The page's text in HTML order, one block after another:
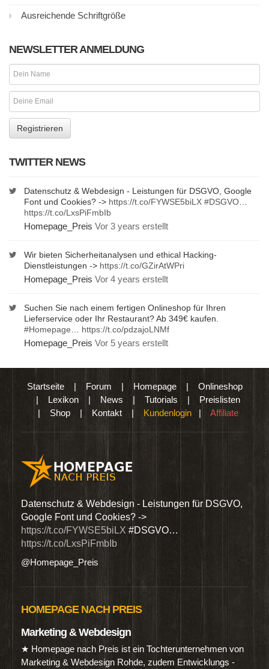
Ausreichende Schriftgröße
NEWSLETTER ANMELDUNG
TWITTER NEWS
Datenschutz & Webdesign - Leistungen für DSGVO, Google
Font und Cookies? -> https://t.co/FYWSE5biLX #DSGVO
https://t.co/LxsPiFmbIb
Homepage_Preis Vor 3 years erstellt
Wir bieten Sicherheitanalysen und ethical Hacking-
Dienstleistungen -> https://t.co/GZirAtWPri
Homepage_Preis Vor 4 years erstellt
Suchen Sie nach einem fertigen Onlineshop für Ihren
Lieferservice oder Ihr Restaurant? Ab 349€ kaufen.
#Homepage
https://t.co/pdzajoLNMf
Homepage_Preis Vor 5 years erstellt
Startseite| Forum | Homepage| Onlineshop
| Lexikon | News | Tutorials | Preislisten
| Shop | Kontakt | Kundenlogin | Affiliate
Datenschutz & Webdesign - Leistungen für DSGVO,
Google Font und Cookies? ->
https://t.co/FYWSE5biLX #DSGVO…
https://t.co/LxsPiFmbIb
@Homepage_Preis
HOMEPAGE NACH PREIS
Marketing & Webdesign
★ Homepage nach Preis ist ein Tochterunternehmen von
Marketing & Webdesign Rohde, zudem Entwicklungs -